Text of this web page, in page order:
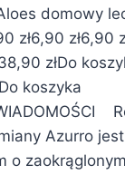
domowy
zł6,90 zł6,90
złDo
Do koszyka
Azurro
o